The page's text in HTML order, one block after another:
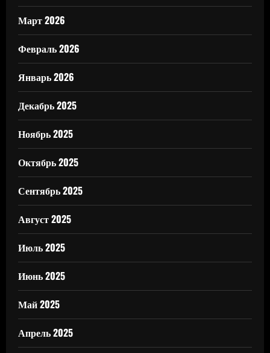
Март 2026
Февраль 2026
Январь 2026
Декабрь 2025
Ноябрь 2025
Октябрь 2025
Сентябрь 2025
Август 2025
Июль 2025
Июнь 2025
Май 2025
Апрель 2025